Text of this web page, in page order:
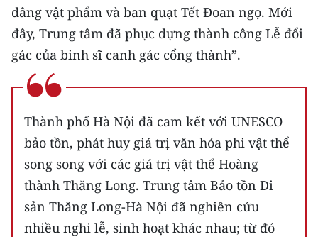
Đồng bằng sông Hồng
Bắc Trung Bộ
Duyên hải Nam Trung Bộ và Tây
Nguyên
Đông Nam Bộ
Đồng bằng sông Cửu Long
Chuyên trang Hà Nội
Chuyên trang TP. Hồ Chí Minh
dâng vật phẩm và ban quạt Tết Đoan ngọ. Mới
đây, Trung tâm đã phục dựng thành công Lễ đổi
gác của binh sĩ canh gác cổng thành”.
Thành phố Hà Nội đã cam kết với UNESCO
bảo tồn, phát huy giá trị văn hóa phi vật thể
song song với các giá trị vật thể Hoàng
thành Thăng Long. Trung tâm Bảo tồn Di
sản Thăng Long-Hà Nội đã nghiên cứu
nhiều nghi lễ, sinh hoạt khác nhau; từ đó